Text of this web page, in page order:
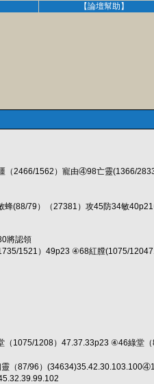
【論壇幫助】
2466/1562）寵由④98亡靈(1366/
79）（27381）攻45防34敏
將認領
1521）49p23 ④68紅膛(1075/
1075/1208）47.37.33p23 ④46綠堂
87/96）